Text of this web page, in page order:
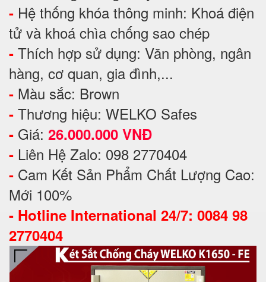
- Hệ thống khóa thông minh: Khoá điện
tử và khoá chìa chống sao chép
- Thích hợp sử dụng: Văn phòng, ngân
hàng, cơ quan, gia đình,...
- Màu sắc: Brown
- Thương hiệu: WELKO Safes
- Giá: 26.000.000 VNĐ
- Liên Hệ Zalo: 098 2770404
- Cam Kết Sản Phẩm Chất Lượng Cao:
Mới 100%
- Hotline International 24/7: 0084 98
2770404